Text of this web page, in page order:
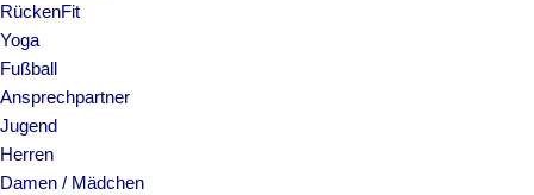
RückenFit
Yoga
Fußball
Ansprechpartner
Jugend
Herren
Damen / Mädchen